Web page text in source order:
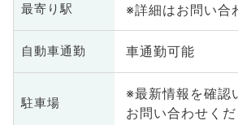
最寄り駅 ※詳細はお問い合
自動車通勤 車通勤可能
駐車場
※最新情報を確認
お問い合わせく